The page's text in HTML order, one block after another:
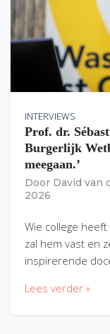
INTERVIEWS
Prof. dr.
Burgerlijk
meegaan.’
Door David van
2026
Wie college
zal hem vast en
inspirerende
Lees verder »